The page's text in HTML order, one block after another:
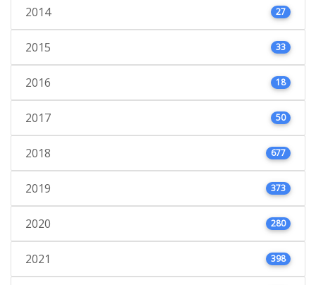
2014 27
2015 33
2016 18
2017 50
2018 677
2019 373
2020 280
2021 398